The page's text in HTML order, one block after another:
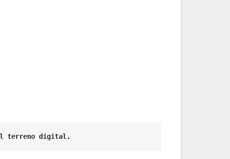
terreno digital.